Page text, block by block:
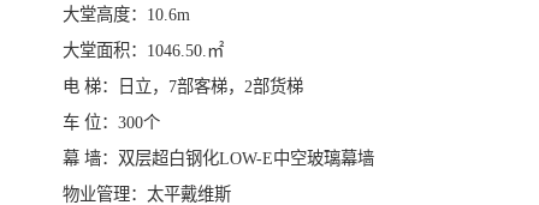
大堂高度：10.6m
大堂面积：1046.50.㎡
电 梯：日立，7部客梯，2部货梯
车 位：300个
幕 墙：双层超白钢化LOW-E中空玻璃幕墙
物业管理：太平戴维斯